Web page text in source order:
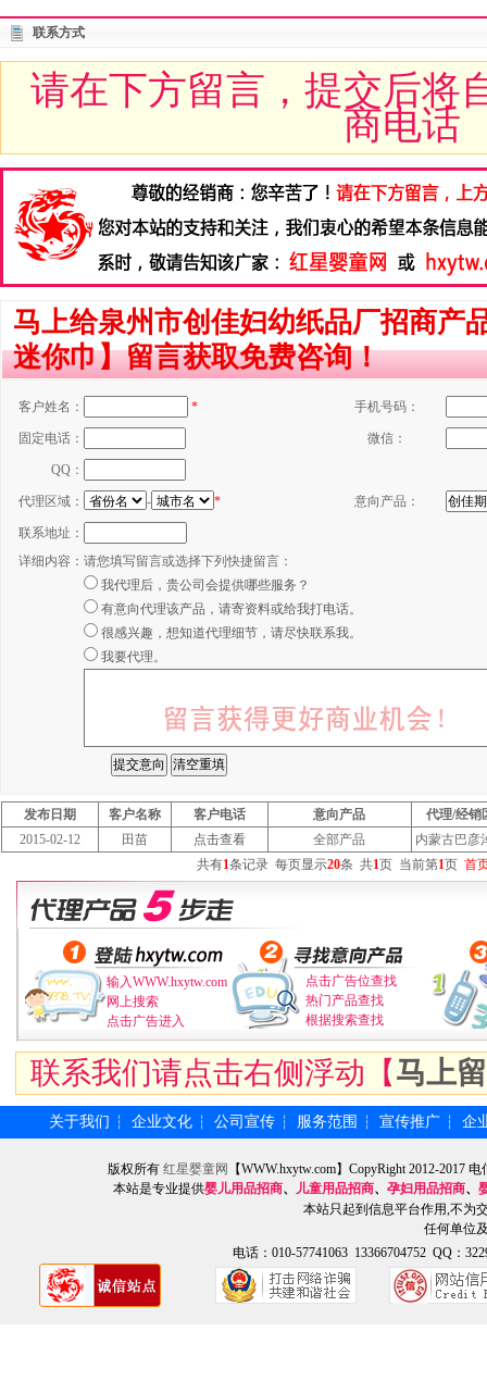
联系方式
请在下方留言，提交后将
商电话
马上给泉州市创佳妇幼纸品厂招商产
迷你巾】留言获取免费咨询！
客户姓名： * 手机号码：
固定电话： 微信：
QQ：
代理区域： - * 意向产品：
联系地址：
详细内容： 请您填写留言或选择下列快捷留言：
我代理后，贵公司会提供哪些服务？
有意向代理该产品，请寄资料或给我打电话。
很感兴趣，想知道代理细节，请尽快联系我。
我要代理。
发布日期 客户名称 客户电话 意向产品
代理/经销
2015-02-12
田苗 点击查看 全部产品
内蒙古巴彦
共有1条记录 每页显示20条 共1页 当前第1页 首
输入WWW.hxytw.com
网上搜索
点击广告进入
点击广告位查找
热门产品查找
根据搜索查找
联系我们请点击右侧浮动【马上
关于我们 ┆ 企业文化 ┆ 公司宣传 ┆ 服务范围 ┆ 宣传推广 ┆ 企
版权所有 红星婴童网
【WWW.hxytw.com】CopyRight 2012-2017
本站是专业提供婴儿用品招商、 儿童用品招商、 孕妇用品招商、
本站只起到信息平台作用,不为
任何单位
电话：010-57741063 13366704752 QQ：